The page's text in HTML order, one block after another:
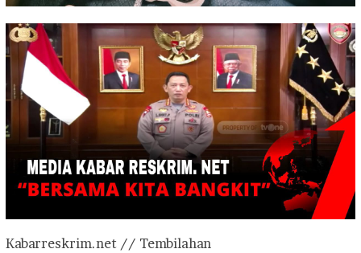
Kabarreskrim.net // Tembilahan